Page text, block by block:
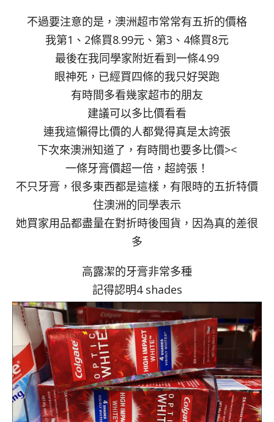
不過要注意的是，澳洲超市常常有五折的價格
我第1、2條買8.99元、第3、4條買8元
最後在我同學家附近看到一條4.99
眼神死，已經買四條的我只好哭跑
有時間多看幾家超市的朋友
建議可以多比價看看
連我這懶得比價的人都覺得真是太誇張
下次來澳洲知道了，有時間也要多比價><
一條牙膏價超一倍，超誇張！
不只牙膏，很多東西都是這樣，有限時的五折特價
住澳洲的同學表示
她買家用品都盡量在對折時後囤貨，因為真的差很
多
高露潔的牙膏非常多種
記得認明4 shades